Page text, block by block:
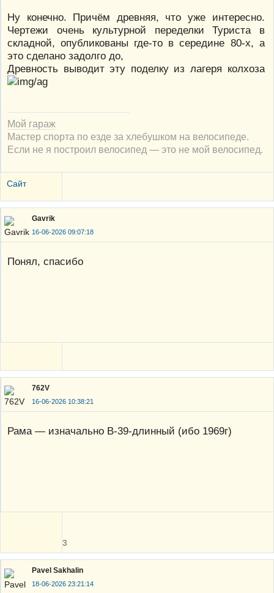
Ну конечно. Причём древняя, что уже интересно.
Чертежи очень культурной переделки Туриста в
складной, опубликованы где-то в середине 80-х, а
это сделано задолго до,
Древность выводит эту поделку из лагеря колхоза
Мой гараж
Мастер спорта по езде за хлебушком на велосипеде.
Если не я построил велосипед — это не мой велосипед.
Сайт
Gavrik
16-06-2026 09:07:18
Понял, спасибо
762V
16-06-2026 10:38:21
Рама — изначально В-39-длинный (ибо 1969г)
3
Pavel Sakhalin
18-06-2026 23:21:14